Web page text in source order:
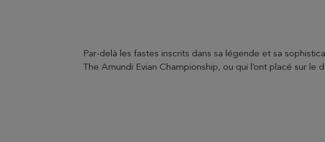
Par-delà les fastes inscrits dans sa légende et sa
The Amundi Evian Championship, ou qui l’ont placé sur